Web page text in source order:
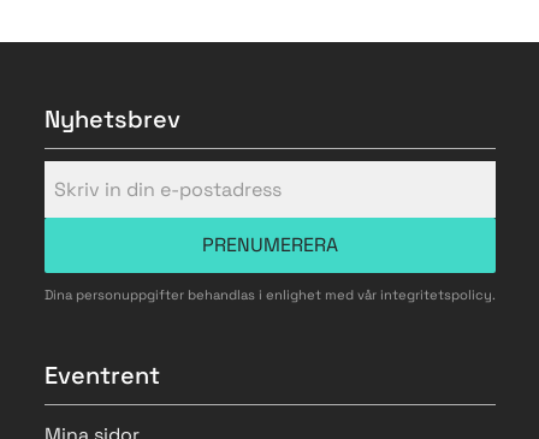
Nyhetsbrev
PRENUMERERA
Dina personuppgifter behandlas i enlighet med vår integritetspolicy.
Eventrent